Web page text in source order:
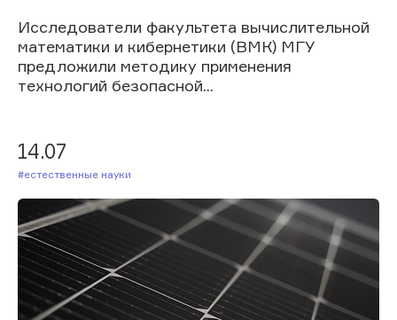
Исследователи факультета вычислительной
математики и кибернетики (ВМК) МГУ
предложили методику применения
технологий безопасной...
14.07
#Естественные науки